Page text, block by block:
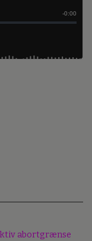
abortgrænse